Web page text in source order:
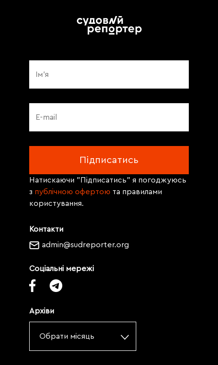
Контакти
admin@sudreporter.org
Соціальні мережі
Архіви
Обрати місяць
Натискаючи "Підписатись" я погоджуюсь
з публічною офертою та правилами
користування.